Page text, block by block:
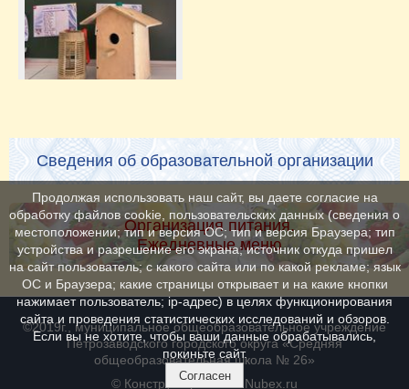
Сведения об образовательной организации
Организация питания.
Ежедневные меню
©2019г., муниципальное общеобразовательное учреждение
Петрозаводского городского округа «Средняя
общеобразовательная школа № 26»
© Конструктор сайтов Nubex.ru
Продолжая использовать наш сайт, вы даете согласие на
обработку файлов cookie, пользовательских данных (сведения о
местоположении; тип и версия ОС; тип и версия Браузера; тип
устройства и разрешение его экрана; источник откуда пришел
на сайт пользователь; с какого сайта или по какой рекламе; язык
ОС и Браузера; какие страницы открывает и на какие кнопки
нажимает пользователь; ip-адрес) в целях функционирования
сайта и проведения статистических исследований и обзоров.
Если вы не хотите, чтобы ваши данные обрабатывались,
покиньте сайт.
Согласен